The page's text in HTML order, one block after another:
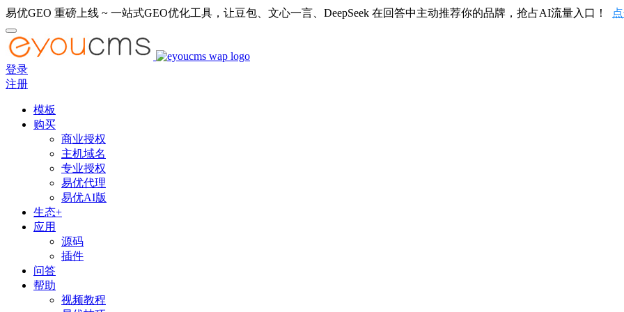
易优GEO 重磅上线 ~ 一站式GEO优化工具，让豆包、文心一言、DeepSeek 在回答中主动推荐你的品牌，抢占AI流量入口！
登录
注册
模板
购买
商业授权
主机域名
专业授权
易优代理
易优AI版
生态+
应用
源码
插件
问答
帮助
视频教程